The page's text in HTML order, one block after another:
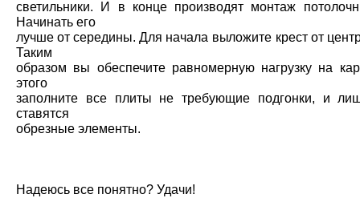
светильники. И в конце производят монтаж
Начинать его
лучше от середины. Для начала выложите крест от
Таким
образом вы обеспечите равномерную нагрузку на
этого
заполните все плиты не требующие подгонки, и
ставятся
обрезные элементы.
Надеюсь все понятно? Удачи!